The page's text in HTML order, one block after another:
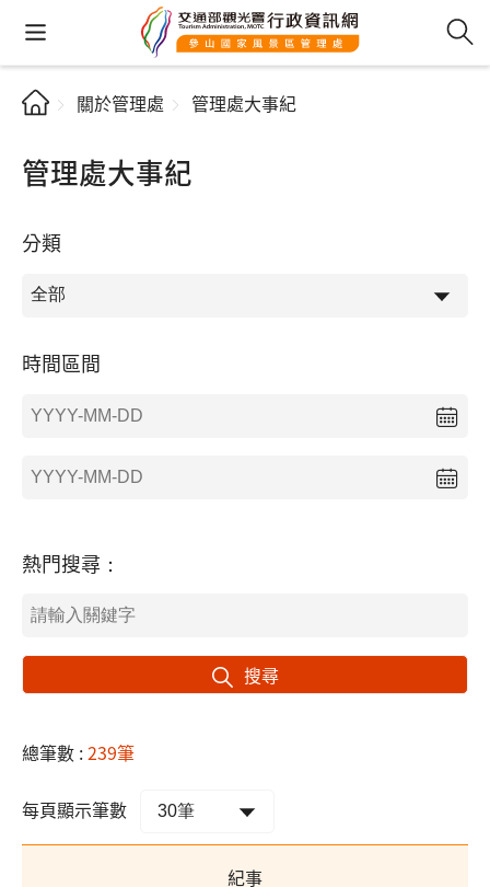
關於管理處 管理處大事紀
管理處大事紀
分類
時間區間
熱門搜尋：
搜尋
總筆數 :239筆
每頁顯示筆數
紀事